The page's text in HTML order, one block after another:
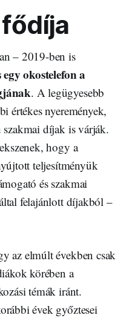
– 2019-ben is
okostelefon a
. A legügyesebb
értékes nyeremények,
szakmai díjak is várják.
hogy a
teljesítményük
és szakmai
felajánlott díjakból –
az elmúlt években csak
körében a
témák iránt.
évek győztesei